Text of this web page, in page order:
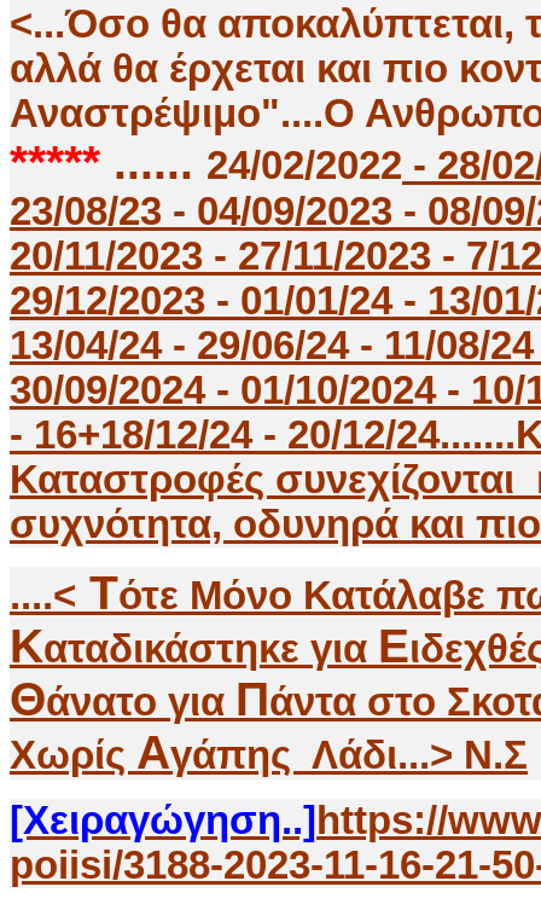
<...Όσο θα αποκαλύπτεται,
αλλά θα έρχεται και πιο
Αναστρέψιμο"....Ο
***** ...... 24/02/2022 - 28/
23/08/23 - 04/09/2023 - 08/
20/11/2023 - 27/11/2023 - 7/
29/12/2023 - 01/01/24 - 13/
13/04/24 - 29/06/24 - 11/08/
30/09/2024 - 01/10/2024 -
- 16+18/12/24 - 20/12/
Καταστροφές
συχνότητα, οδυνηρά και
....< Τότε Μόνο Κατάλαβε
Kαταδικάστηκε για E
Θάνατο για Πάντα στο
Χωρίς Αγάπης Λάδι...> Ν.Σ
[Χειραγώγηση..] https://
poiisi/3188-2023-11-16-21-